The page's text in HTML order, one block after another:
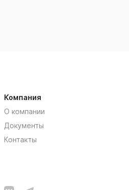
Компания
О компании
Документы
Контакты